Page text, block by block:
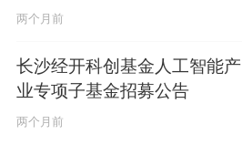
两个月前
长沙经开科创基金人工智能产
业专项子基金招募公告
两个月前